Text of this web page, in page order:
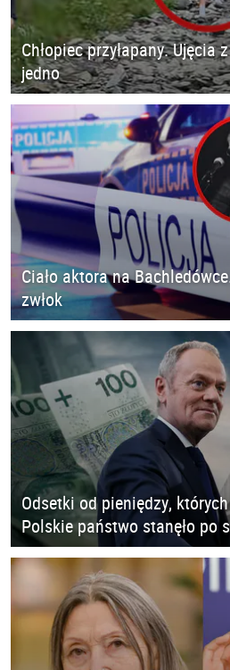
Chłopiec przyłapany. Ujęcia
jedno
Ciało aktora na
zwłok
Odsetki od pieniędzy,
Polskie państwo stanęło po